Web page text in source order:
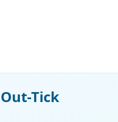
Out-Tick